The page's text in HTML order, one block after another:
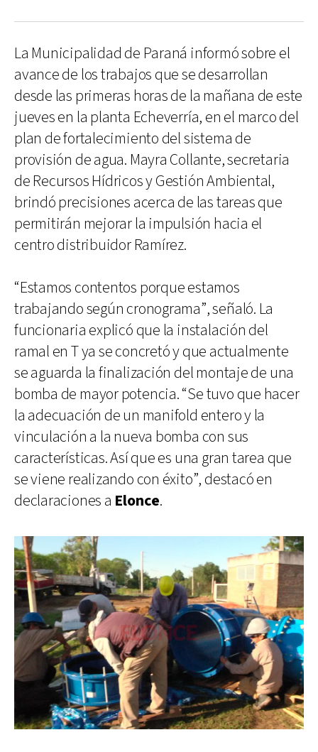
La Municipalidad de Paraná informó sobre el
avance de los trabajos que se desarrollan
desde las primeras horas de la mañana de este
jueves en la planta Echeverría, en el marco del
plan de fortalecimiento del sistema de
provisión de agua. Mayra Collante, secretaria
de Recursos Hídricos y Gestión Ambiental,
brindó precisiones acerca de las tareas que
permitirán mejorar la impulsión hacia el
centro distribuidor Ramírez.
“Estamos contentos porque estamos
trabajando según cronograma”, señaló. La
funcionaria explicó que la instalación del
ramal en T ya se concretó y que actualmente
se aguarda la finalización del montaje de una
bomba de mayor potencia. “Se tuvo que hacer
la adecuación de un manifold entero y la
vinculación a la nueva bomba con sus
características. Así que es una gran tarea que
se viene realizando con éxito”, destacó en
declaraciones a Elonce.